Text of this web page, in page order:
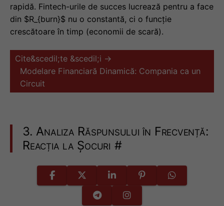
rapidă. Fintech-urile de succes lucrează pentru a face
din $R_{burn}$ nu o constantă, ci o funcție
crescătoare în timp (economii de scară).
Cite&scedil;te &scedil;i →
Modelare Financiară Dinamică: Compania ca un
Circuit
3. Analiza Răspunsului în Frecvență:
Reacția la Șocuri #